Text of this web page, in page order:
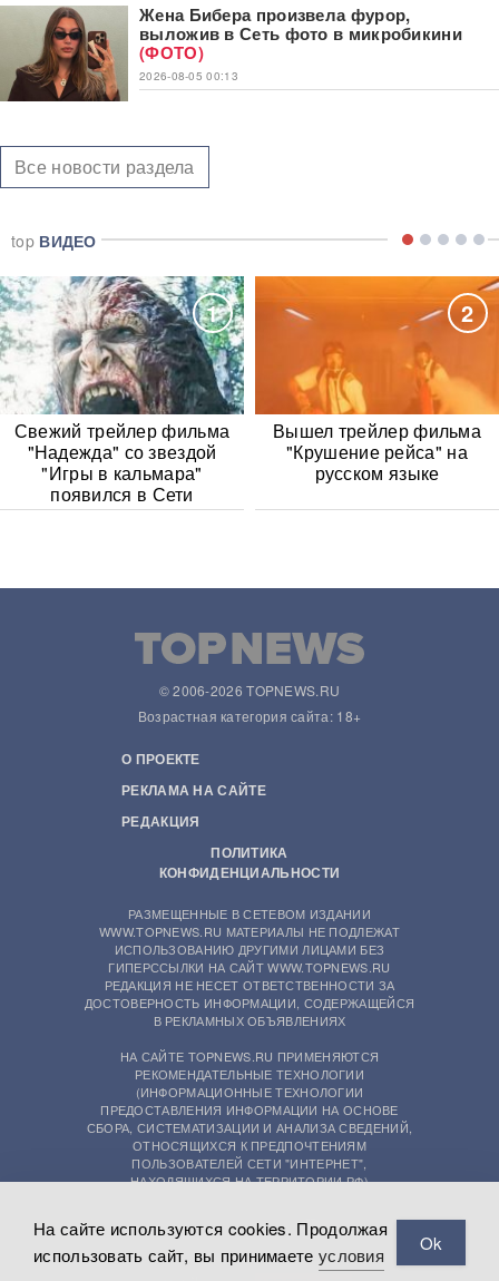
Жена Бибера произвела фурор,
выложив в Сеть фото в микробикини
(ФОТО)
2026-08-05 00:13
Все новости раздела
top ВИДЕО
1
Свежий трейлер фильма
"Надежда" со звездой
"Игры в кальмара"
появился в Сети
2
Вышел трейлер фильма
"Крушение рейса" на
русском языке
© 2006-2026 TOPNEWS.RU
Возрастная категория сайта: 18+
О ПРОЕКТЕ
РЕКЛАМА НА САЙТЕ
РЕДАКЦИЯ
ПОЛИТИКА
КОНФИДЕНЦИАЛЬНОСТИ
РАЗМЕЩЕННЫЕ В СЕТЕВОМ ИЗДАНИИ
WWW.TOPNEWS.RU МАТЕРИАЛЫ НЕ ПОДЛЕЖАТ
ИСПОЛЬЗОВАНИЮ ДРУГИМИ ЛИЦАМИ БЕЗ
ГИПЕРССЫЛКИ НА САЙТ WWW.TOPNEWS.RU
РЕДАКЦИЯ НЕ НЕСЕТ ОТВЕТСТВЕННОСТИ ЗА
ДОСТОВЕРНОСТЬ ИНФОРМАЦИИ, СОДЕРЖАЩЕЙСЯ
В РЕКЛАМНЫХ ОБЪЯВЛЕНИЯХ
НА САЙТЕ TOPNEWS.RU ПРИМЕНЯЮТСЯ
РЕКОМЕНДАТЕЛЬНЫЕ ТЕХНОЛОГИИ
(ИНФОРМАЦИОННЫЕ ТЕХНОЛОГИИ
ПРЕДОСТАВЛЕНИЯ ИНФОРМАЦИИ НА ОСНОВЕ
СБОРА, СИСТЕМАТИЗАЦИИ И АНАЛИЗА СВЕДЕНИЙ,
ОТНОСЯЩИХСЯ К ПРЕДПОЧТЕНИЯМ
ПОЛЬЗОВАТЕЛЕЙ СЕТИ "ИНТЕРНЕТ",
НАХОДЯЩИХСЯ НА ТЕРРИТОРИИ РФ)
На сайте используются cookies. Продолжая
использовать сайт, вы принимаете условия
Ok